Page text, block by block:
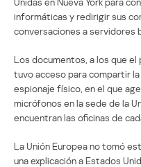
informáticas y redirigir sus
conversaciones a servidores
Los documentos, a los que
tuvo acceso para compartir
espionaje físico, en el que
micrófonos en la sede de la
encuentran las oficinas de
La Unión Europea no tomó
una explicación a Estados